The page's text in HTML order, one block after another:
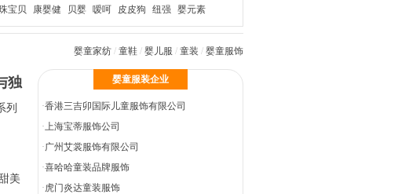
宝贝 康婴健 贝婴 嗳呵 皮皮狗 纽强 婴元素
婴童家纺 / 童鞋 / 婴儿服 / 童装 / 婴童服饰
婴童服装企业
·香港三吉卯国际儿童服饰有限公司
·上海宝蒂服饰公司
·广州艾裳服饰有限公司
·喜哈哈童装品牌服饰
·虎门炎达童装服饰
独
列
美